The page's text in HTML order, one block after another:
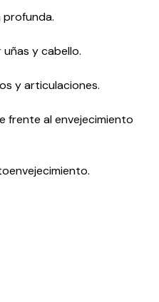
profunda.
y cabello.
y articulaciones.
frente al envejecimiento